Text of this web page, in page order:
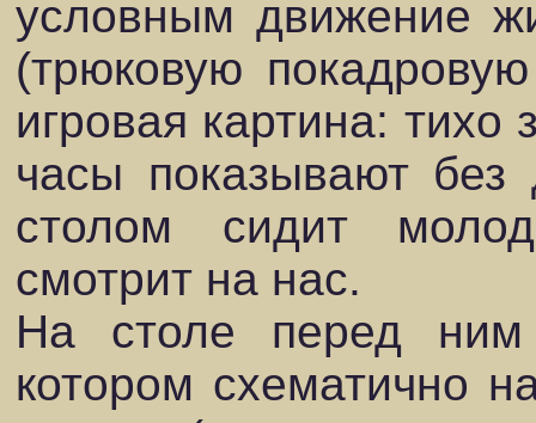
условным движение
(трюковую
игровая картина: тихо
часы показывают без
столом сидит
смотрит на нас.
На столе перед
котором схематично